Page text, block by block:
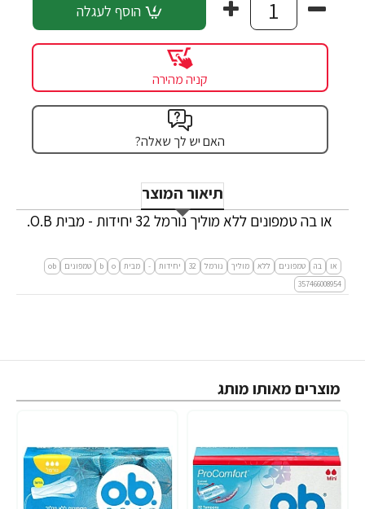
הוסף לעגלה
קניה מהירה
האם יש לך שאלה?
תיאור המוצר
או בה טמפונים ללא מוליך נורמל 32 יחידות - מבית O.B.
או בה טמפונים ללא מוליך נורמל 32 יחידות - מבית o
b טמפונים
ob
357466008954
מוצרים מאותו מותג